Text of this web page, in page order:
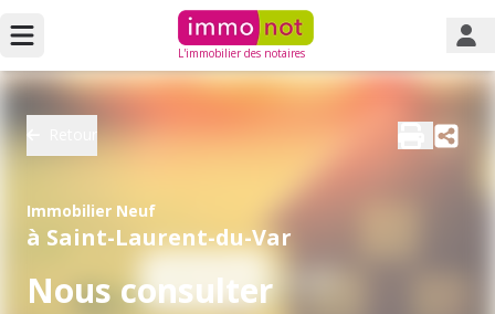
L'immobilier des notaires
Immobilier Neuf
à Saint-Laurent-du-Var
Nous consulter